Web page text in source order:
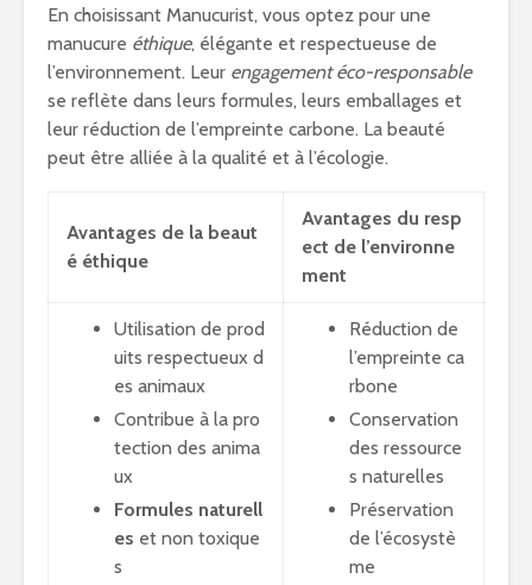
En choisissant Manucurist, vous optez pour une
manucure éthique, élégante et respectueuse de
l’environnement. Leur engagement éco-responsable
se reflète dans leurs formules, leurs emballages et
leur réduction de l’empreinte carbone. La beauté
peut être alliée à la qualité et à l’écologie.
Avantages de la beaut
é éthique
Avantages du resp
ect de l’environne
ment
Utilisation de prod
uits respectueux d
es animaux
Contribue à la pro
tection des anima
ux
Formules naturell
es et non toxique
s
Réduction de
l’empreinte ca
rbone
Conservation
des ressource
s naturelles
Préservation
de l’écosystè
me